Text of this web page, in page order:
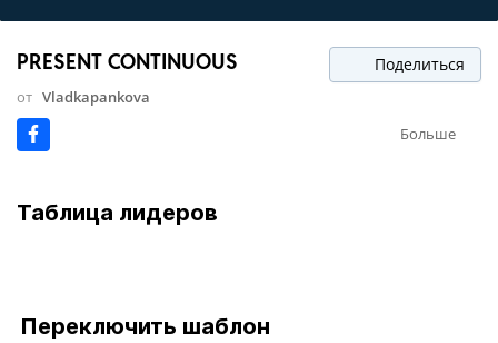
PRESENT CONTINUOUS Поделиться
от Vladkapankova
Больше
Таблица лидеров
Переключить шаблон